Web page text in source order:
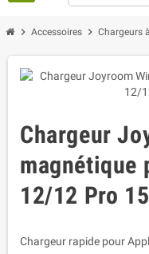
chevron_right Accessoires chevron_right Chargeurs
Chargeur
magnétique
12/12 Pro
Chargeur rapide pour